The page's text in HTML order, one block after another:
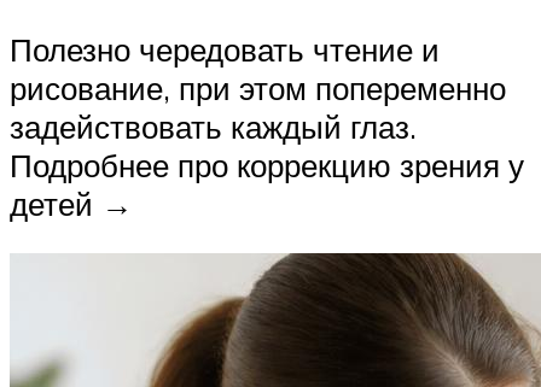
Полезно чередовать чтение и
рисование, при этом попеременно
задействовать каждый глаз.
Подробнее про коррекцию зрения у
детей →